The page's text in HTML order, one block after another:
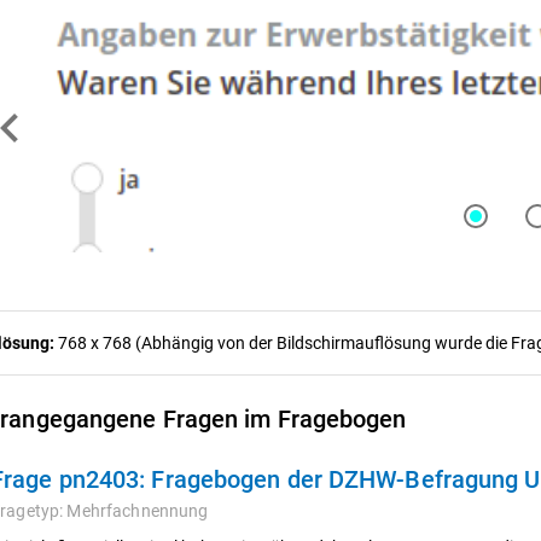
chevron_left
768 x 768 (Abhängig von der Bildschirmauflösung wurde die
Fragen im Fragebogen
pn2403: Fragebogen der DZHW-Befragung
Mehrfachnennung